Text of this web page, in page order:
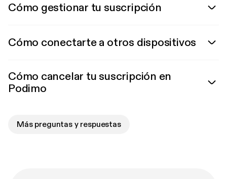
Cómo gestionar tu suscripción
Cómo conectarte a otros dispositivos
Cómo cancelar tu suscripción en
Podimo
Más preguntas y respuestas